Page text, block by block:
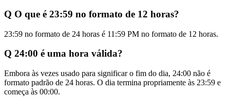
Q O que é 23:59 no formato de 12 horas?
23:59 no formato de 24 horas é 11:59 PM no formato de 12 horas.
Q 24:00 é uma hora válida?
Embora às vezes usado para significar o fim do dia, 24:00 não é
formato padrão de 24 horas. O dia termina propriamente às 23:59 e
começa às 00:00.